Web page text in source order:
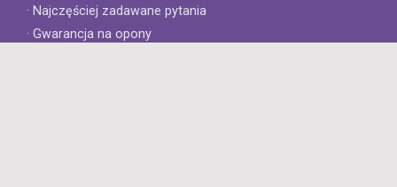
· Najczęściej zadawane pytania
· Gwarancja na opony